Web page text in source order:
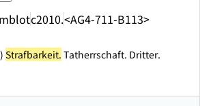
c2010.<AG4-711-B113>
Strafbarkeit. Tatherrschaft. Dritter.